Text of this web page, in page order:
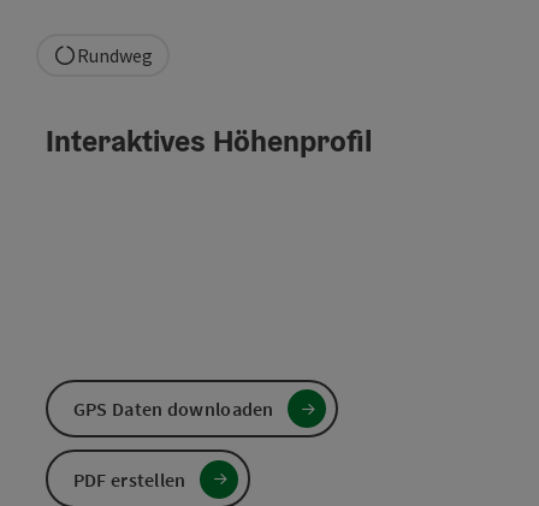
Rundweg
Interaktives Höhenprofil
GPS Daten downloaden
PDF erstellen